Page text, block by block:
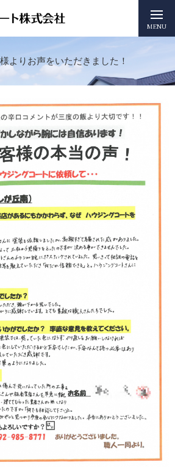
MENU
よりお声をいただきました！